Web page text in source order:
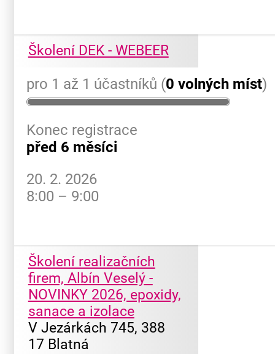
Školení DEK - WEBEER
pro 1 až 1 účastníků (0 volných míst)
Konec registrace
před 6 měsíci
20. 2. 2026
8:00 – 9:00
Školení realizačních
firem, Albín Veselý -
NOVINKY 2026, epoxidy,
sanace a izolace
V Jezárkách 745, 388
17 Blatná